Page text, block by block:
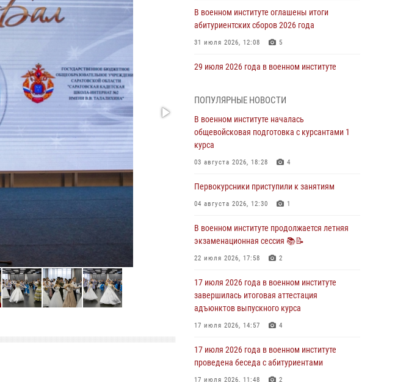
В военном институте оглашены итоги
абитуриентских сборов 2026 года
31 июля 2026, 12:08 5
29 июля 2026 года в военном институте
29 июля 2026 года курсанты военного
института успешно сдали экзамен по
вождению
28 июля 2026 года в военном институте
молебен
28 июля 2026, 13:39 7
экзаменационная сессия
28 июля 2026, 10:41 1
27 июля 2026 года в военном институте
27 июля 2026, 10:45 4
ПОПУЛЯРНЫЕ НОВОСТИ
В военном институте началась
общевойсковая подготовка с курсантами 1
курса
03 августа 2026, 18:28 4
Первокурсники приступили к занятиям
04 августа 2026, 12:30 1
В военном институте продолжается летняя
экзаменационная сессия 📚📝
22 июля 2026, 17:58 2
17 июля 2026 года в военном институте
завершилась итоговая аттестация
адъюнктов выпускного курса
17 июля 2026, 14:57 4
17 июля 2026 года в военном институте
проведена беседа с абитуриентами
17 июля 2026, 11:48 2